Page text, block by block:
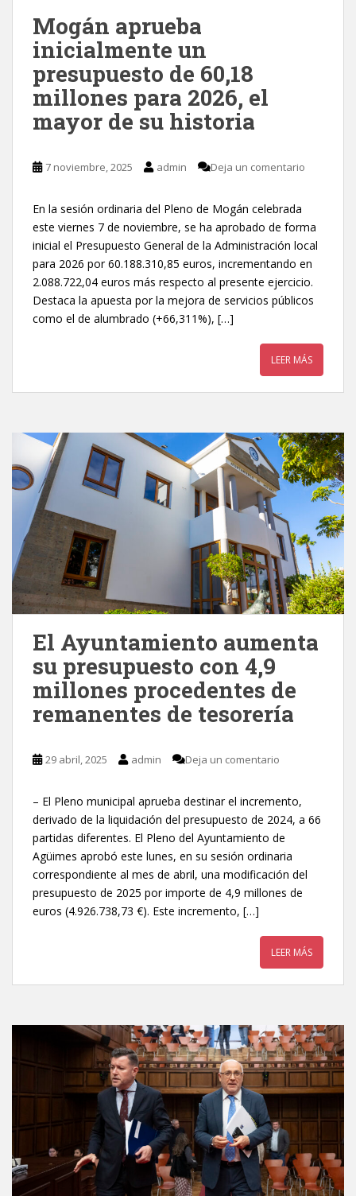
Mogán aprueba
inicialmente un
presupuesto de 60,18
millones para 2026, el
mayor de su historia
7 noviembre, 2025 admin Deja un comentario
En la sesión ordinaria del Pleno de Mogán celebrada
este viernes 7 de noviembre, se ha aprobado de forma
inicial el Presupuesto General de la Administración local
para 2026 por 60.188.310,85 euros, incrementando en
2.088.722,04 euros más respecto al presente ejercicio.
Destaca la apuesta por la mejora de servicios públicos
como el de alumbrado (+66,311%), […]
LEER MÁS
El Ayuntamiento aumenta
su presupuesto con 4,9
millones procedentes de
remanentes de tesorería
29 abril, 2025 admin Deja un comentario
– El Pleno municipal aprueba destinar el incremento,
derivado de la liquidación del presupuesto de 2024, a 66
partidas diferentes. El Pleno del Ayuntamiento de
Agüimes aprobó este lunes, en su sesión ordinaria
correspondiente al mes de abril, una modificación del
presupuesto de 2025 por importe de 4,9 millones de
euros (4.926.738,73 €). Este incremento, […]
LEER MÁS